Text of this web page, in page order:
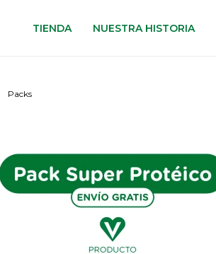
TIENDA NUESTRA HISTORIA
Packs